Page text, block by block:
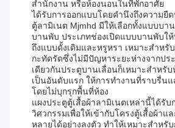
สำนักงาน หรือห้องนอนในที่พักอาศัย
ได้รับการออกแบบโดยคำนึงถึงความยื
ตู้ลามิเนต Mjmhd มีให้เลือกทั้งแบบบา
บานพับ ประเภทช่องเปิดแบบบานพับให้
ถึงแบบดั้งเดิมและหรูหรา เหมาะสำห
กะทัดรัดซึ่งไม่มีปัญหาระยะห่างจากป
เดียวกันประตูบานเลื่อนก็เหมาะสำหรั
เป็นอันดับแรก ให้การทำงานที่ราบรื่น
โดยไม่บุกรุกพื้นที่ห้อง
แผงประตูตู้เสื้อผ้าลามิเนตเหล่านี้ได้รับ
วิศวกรรมเพื่อให้เข้ากับโครงตู้เสื้อผ้าแ
หลายได้อย่างลงตัว ทำให้เหมาะสำหรั